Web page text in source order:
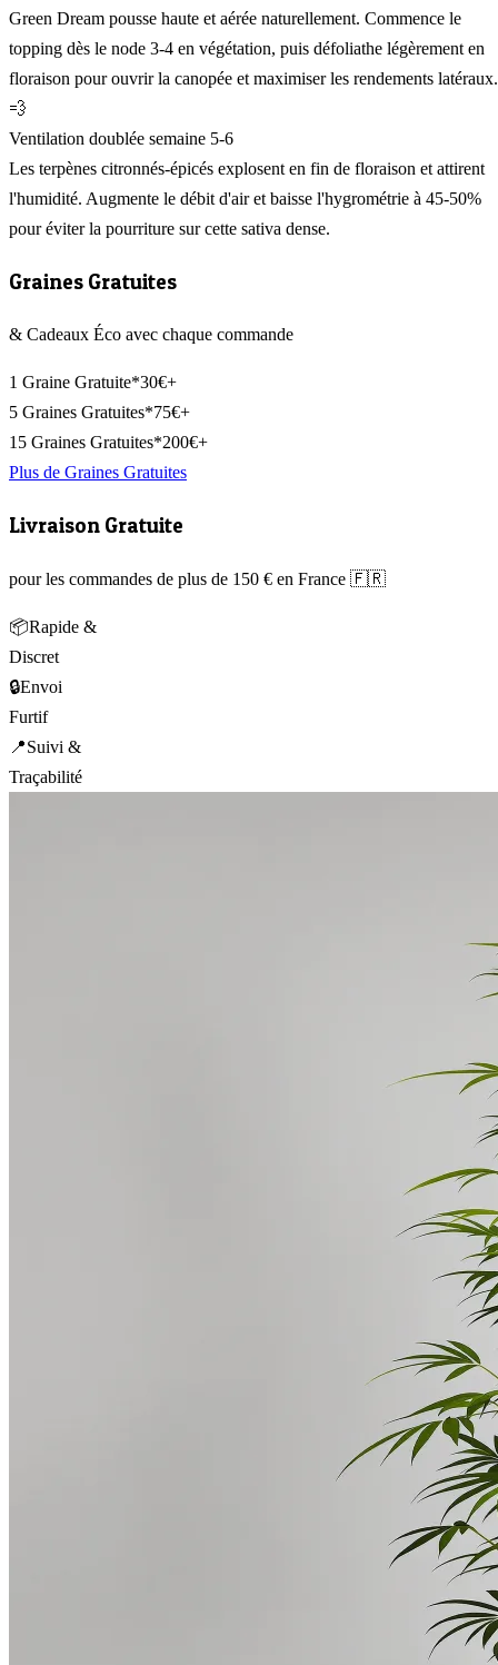
Green Dream pousse haute et aérée naturellement. Commence le
topping dès le node 3-4 en végétation, puis défoliathe légèrement en
floraison pour ouvrir la canopée et maximiser les rendements latéraux.
💨
Ventilation doublée semaine 5-6
Les terpènes citronnés-épicés explosent en fin de floraison et attirent
l'humidité. Augmente le débit d'air et baisse l'hygrométrie à 45-50%
pour éviter la pourriture sur cette sativa dense.
Graines Gratuites
& Cadeaux Éco avec chaque commande
1 Graine Gratuite*30€+
5 Graines Gratuites*75€+
15 Graines Gratuites*200€+
Plus de Graines Gratuites
Livraison Gratuite
pour les commandes de plus de 150 € en France 🇫🇷
📦Rapide &
Discret
🔒Envoi
Furtif
📍Suivi &
Traçabilité